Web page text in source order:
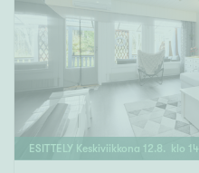
ESITTELY Keskiviikkona 12.8. klo 14